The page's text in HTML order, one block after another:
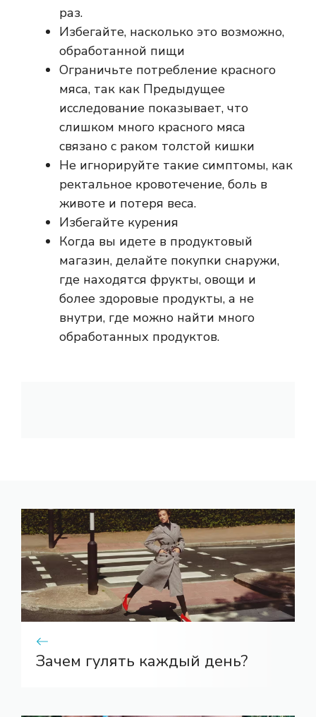
раз.
Избегайте, насколько это возможно,
обработанной пищи
Ограничьте потребление красного
мяса, так как Предыдущее
исследование показывает, что
слишком много красного мяса
связано с раком толстой кишки
Не игнорируйте такие симптомы, как
ректальное кровотечение, боль в
животе и потеря веса.
Избегайте курения
Когда вы идете в продуктовый
магазин, делайте покупки снаружи,
где находятся фрукты, овощи и
более здоровые продукты, а не
внутри, где можно найти много
обработанных продуктов.
Зачем гулять каждый день?